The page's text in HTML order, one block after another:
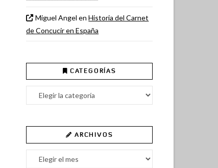
Miguel Angel enHistoria del Carnet
de Concucir en España
CATEGORÍAS
Categorías
ARCHIVOS
Archivos